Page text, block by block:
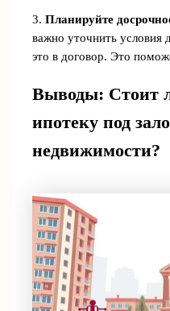
3. Планируйте
важно уточнить условия
это в договор. Это
Выводы: Стоит
ипотеку под
недвижимости?